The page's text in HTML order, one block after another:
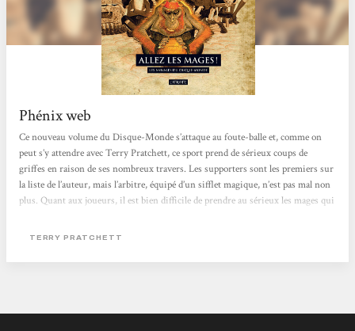
Phénix web
Ce nouveau volume du Disque-Monde s’attaque au foute-balle et, comme on
peut s’y attendre avec Terry Pratchett, ce sport prend de sérieux coups de
griffes en raison de ses nombreux travers. Les supporters sont les premiers sur
la liste de l’auteur, mais l’arbitre, équipé d’un sifflet magique, n’est pas mal non
plus. Quant aux joueurs, il est bien difficile de prendre au sérieux les mages qui
dans le Disque-Monde lorsque Vétérini est de la partie. C’est bien de la survie
TERRY PRATCHETT